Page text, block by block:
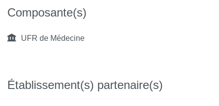
Composante(s)
UFR de Médecine
Établissement(s) partenaire(s)